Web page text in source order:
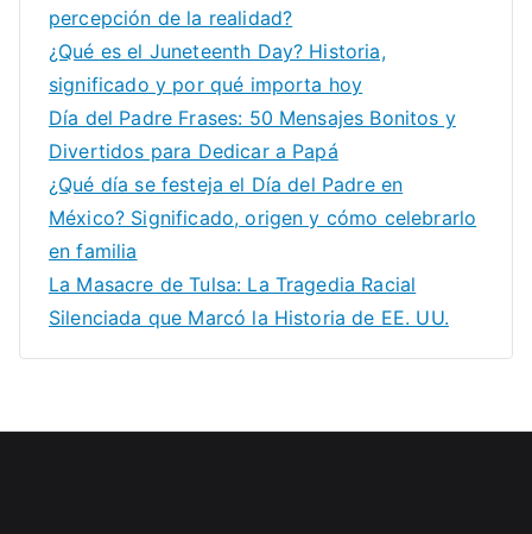
percepción de la realidad?
¿Qué es el Juneteenth Day? Historia,
significado y por qué importa hoy
Día del Padre Frases: 50 Mensajes Bonitos y
Divertidos para Dedicar a Papá
¿Qué día se festeja el Día del Padre en
México? Significado, origen y cómo celebrarlo
en familia
La Masacre de Tulsa: La Tragedia Racial
Silenciada que Marcó la Historia de EE. UU.